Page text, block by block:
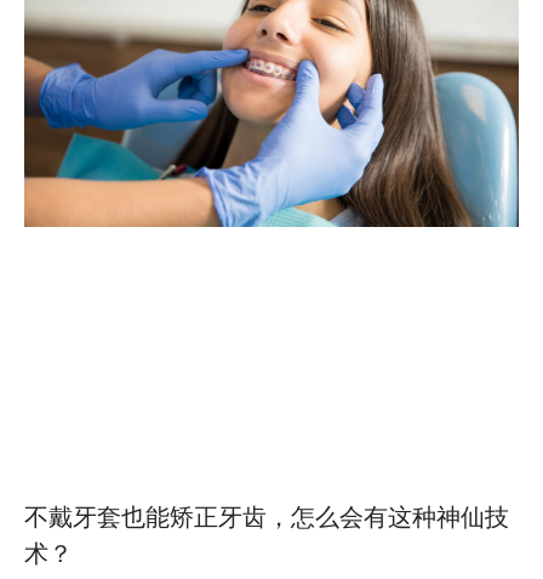
不戴牙套也能矫正牙齿，怎么会有这种神仙技
术？